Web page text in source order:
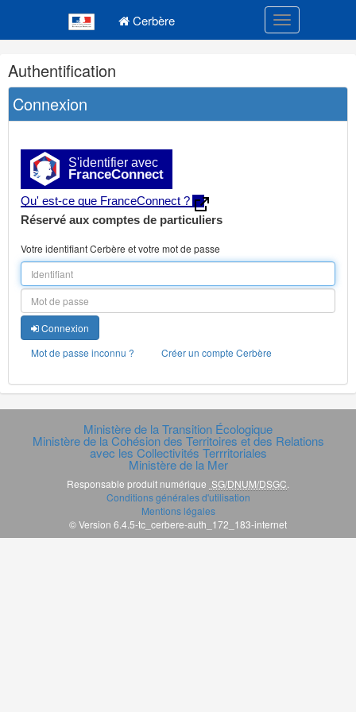
Cerbère Toggle
Navigation
et
outils
annexes
Authentification
Connexion
S'identifier avec
FranceConnect
Qu' est-ce que FranceConnect ?
Réservé aux comptes de particuliers
Votre identifiant Cerbère et votre mot de passe
Connexion
Mot de passe inconnu ?
Créer un compte Cerbère
Ministère de la Transition Écologique
Ministère de la Cohésion des Territoires et des Relations
avec les Collectivités Terrritoriales
Ministère de la Mer
Responsable produit numérique SG/DNUM/DSGC.
Conditions générales d'utilisation
Mentions légales
© Version 6.4.5-tc_cerbere-auth_172_183-internet